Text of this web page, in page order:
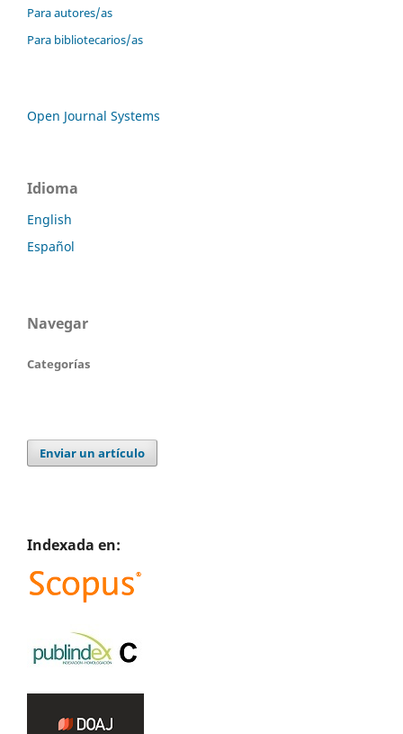
Para autores/as
Para bibliotecarios/as
Open Journal Systems
Idioma
English
Español
Navegar
Categorías
Enviar un artículo
Indexada en: